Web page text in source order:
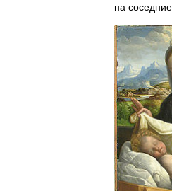
на соседние